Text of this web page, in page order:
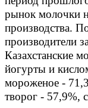
рынок молочки
производства.
производители
Казахстанские
йогурты и
мороженое -
творог -